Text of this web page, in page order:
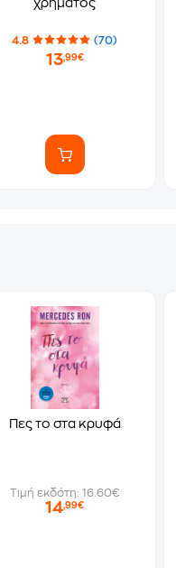
χρήματος
4.8 (70)
13,99€
Πες το στα κρυφά
Τιμή εκδότη: 16.60€
14,99€